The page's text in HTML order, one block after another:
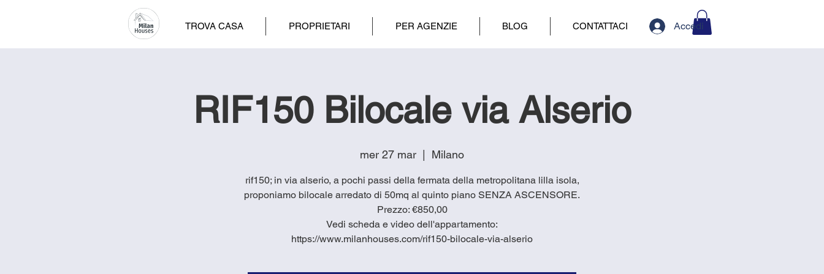
TROVA CASA PROPRIETARI PER AGENZIE BLOG CONTATTACI Accedi
RIF150 Bilocale via Alserio
mer 27 mar
  |
Milano
rif150; in via alserio, a pochi passi della fermata della metropolitana lilla isola,
proponiamo bilocale arredato di 50mq al quinto piano SENZA ASCENSORE.
Prezzo: €850,00
Vedi scheda e video dell'appartamento:
https://www.milanhouses.com/rif150-bilocale-via-alserio